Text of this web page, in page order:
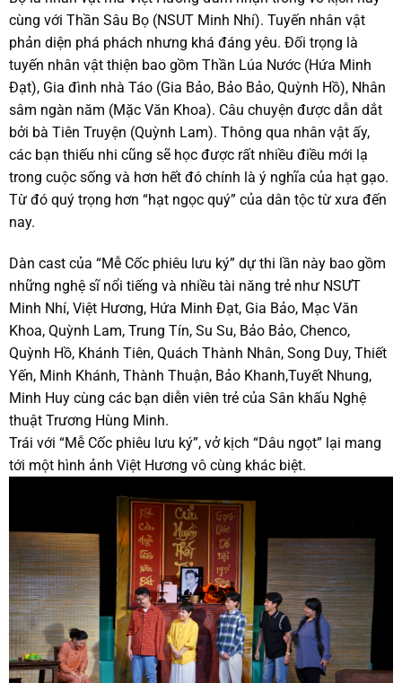
cùng với Thần Sâu Bọ (NSUT Minh Nhí). Tuyến nhân vật
phản diện phá phách nhưng khá đáng yêu. Đối trọng là
tuyến nhân vật thiện bao gồm Thần Lúa Nước (Hứa Minh
Đạt), Gia đình nhà Táo (Gia Bảo, Bảo Bảo, Quỳnh Hồ), Nhân
sâm ngàn năm (Mặc Văn Khoa). Câu chuyện được dẫn dắt
bởi bà Tiên Truyện (Quỳnh Lam). Thông qua nhân vật ấy,
các bạn thiếu nhi cũng sẽ học được rất nhiều điều mới lạ
trong cuộc sống và hơn hết đó chính là ý nghĩa của hạt gạo.
Từ đó quý trọng hơn “hạt ngọc quý” của dân tộc từ xưa đến
nay.
Dàn cast của “Mễ Cốc phiêu lưu ký” dự thi lần này bao gồm
những nghệ sĩ nổi tiếng và nhiều tài năng trẻ như NSƯT
Minh Nhí, Việt Hương, Hứa Minh Đạt, Gia Bảo, Mạc Văn
Khoa, Quỳnh Lam, Trung Tín, Su Su, Bảo Bảo, Chenco,
Quỳnh Hồ, Khánh Tiên, Quách Thành Nhân, Song Duy, Thiết
Yến, Minh Khánh, Thành Thuận, Bảo Khanh,Tuyết Nhung,
Minh Huy cùng các bạn diễn viên trẻ của Sân khấu Nghệ
thuật Trương Hùng Minh.
Trái với “Mễ Cốc phiêu lưu ký”, vở kịch “Dâu ngọt” lại mang
tới một hình ảnh Việt Hương vô cùng khác biệt.